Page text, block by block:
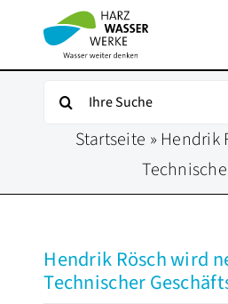
springen
ÜBER UNS
FÜR KUNDEN
Suche
Startseite » Hendrik
Hendrik Rösch wird
Technischer